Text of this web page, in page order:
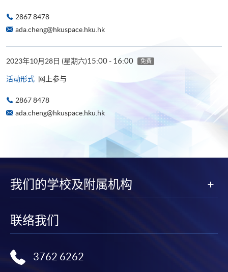
2867 8478
ada.cheng@hkuspace.hku.hk
2023年10月28日 (星期六)15:00 - 16:00 免费
活动形式 网上参与
2867 8478
ada.cheng@hkuspace.hku.hk
我们的学校及附属机构
联络我们
3762 6262